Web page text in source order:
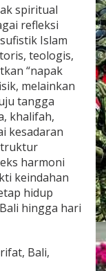
spiritual
refleksi
Islam
teologis,
“napak
melainkan
tangga
khalifah,
kesadaran
harmoni
keindahan
hidup
hingga hari
Bali,